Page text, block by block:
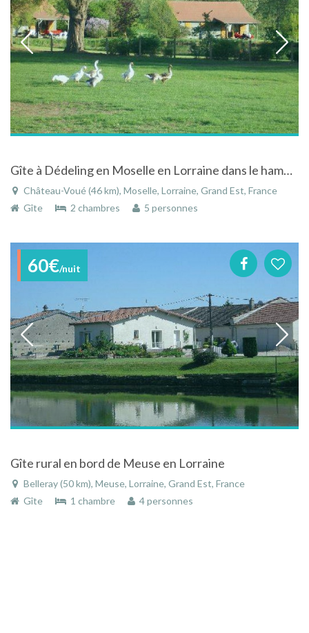
Gîte à Dédeling en Moselle en Lorraine dans le hameau de Chateau-voué
Château-Voué (46 km), Moselle, Lorraine, Grand Est, France
Gîte
2 chambres 5 personnes
60€/nuit
Gîte rural en bord de Meuse en Lorraine
Belleray (50 km), Meuse, Lorraine, Grand Est, France
Gîte
1 chambre 4 personnes